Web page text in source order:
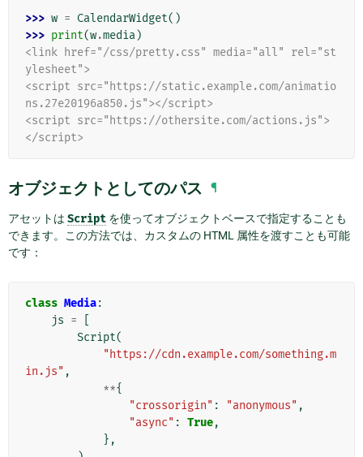
>>> w = CalendarWidget()
>>> print(w.media)
<link href="/css/pretty.css" media="all" rel="st
ylesheet">
<script src="https://static.example.com/animatio
ns.27e20196a850.js"></script>
<script src="https://othersite.com/actions.js">
</script>
オブジェクトとしてのパス ¶
アセットは Script を使ってオブジェクトベースで指定することも
できます。この方法では、カスタムの HTML 属性を渡すことも可能
です：
class Media:
js =
Script(
"https://cdn.example.com/something.m
in.js" ,
**{
"crossorigin" : "anonymous" ,
"async" : True,
},